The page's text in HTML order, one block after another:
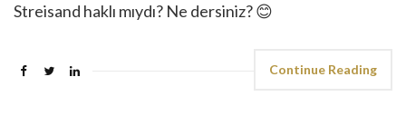
Streisand haklı mıydı? Ne dersiniz? 😊
Continue Reading